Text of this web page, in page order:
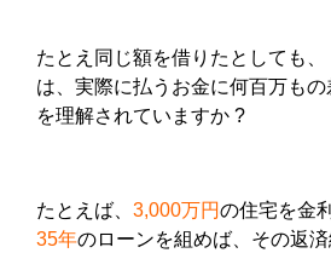
たとえ同じ額を借りたとしても、
は、実際に払うお金に何百万も
を理解されていますか ?
たとえば、 3,000万円の住宅を金利
35年のローンを組めば、その返済